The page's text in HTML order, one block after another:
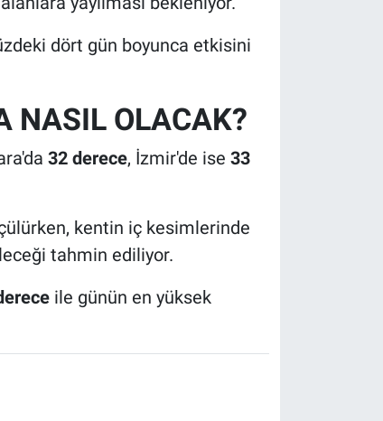
dört gün boyunca etkisini
NASIL OLACAK?
32 derece, İzmir'de ise 33
kentin iç kesimlerinde
tahmin ediliyor.
ile günün en yüksek